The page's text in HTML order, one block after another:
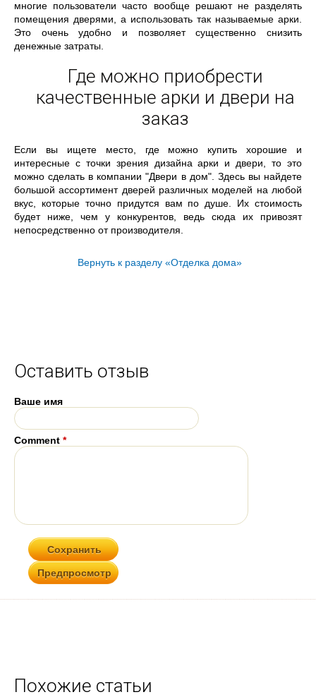
многие пользователи часто вообще решают не разделять
помещения дверями, а использовать так называемые арки.
Это очень удобно и позволяет существенно снизить
денежные затраты.
Где можно приобрести
качественные арки и двери на
заказ
Если вы ищете место, где можно купить хорошие и
интересные с точки зрения дизайна арки и двери, то это
можно сделать в компании "Двери в дом". Здесь вы найдете
большой ассортимент дверей различных моделей на любой
вкус, которые точно придутся вам по душе. Их стоимость
будет ниже, чем у конкурентов, ведь сюда их привозят
непосредственно от производителя.
Вернуть к разделу «Отделка дома»
Оставить отзыв
Ваше имя
Comment *
Похожие статьи